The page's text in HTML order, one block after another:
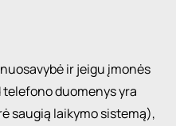
ir jeigu įmonės
duomenys yra
saugią laikymo sistemą),